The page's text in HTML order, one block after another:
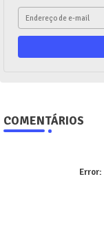
COMENTÁRIOS
Error: